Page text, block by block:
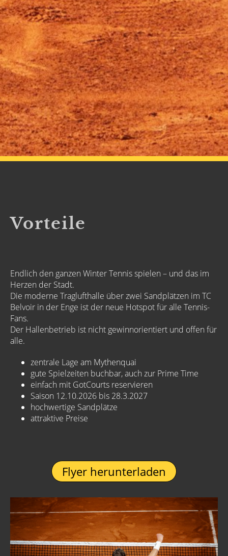
Vorteile
Endlich den ganzen Winter Tennis spielen – und das im
Herzen der Stadt.
Die moderne Traglufthalle über zwei Sandplätzen im TC
Belvoir in der Enge ist der neue Hotspot für alle Tennis-
Fans.
Der Hallenbetrieb ist nicht gewinnorientiert und offen für
alle.
zentrale Lage am Mythenquai
gute Spielzeiten buchbar, auch zur Prime Time
einfach mit GotCourts reservieren
Saison 12.10.2026 bis 28.3.2027
hochwertige Sandplätze
attraktive Preise
Flyer herunterladen